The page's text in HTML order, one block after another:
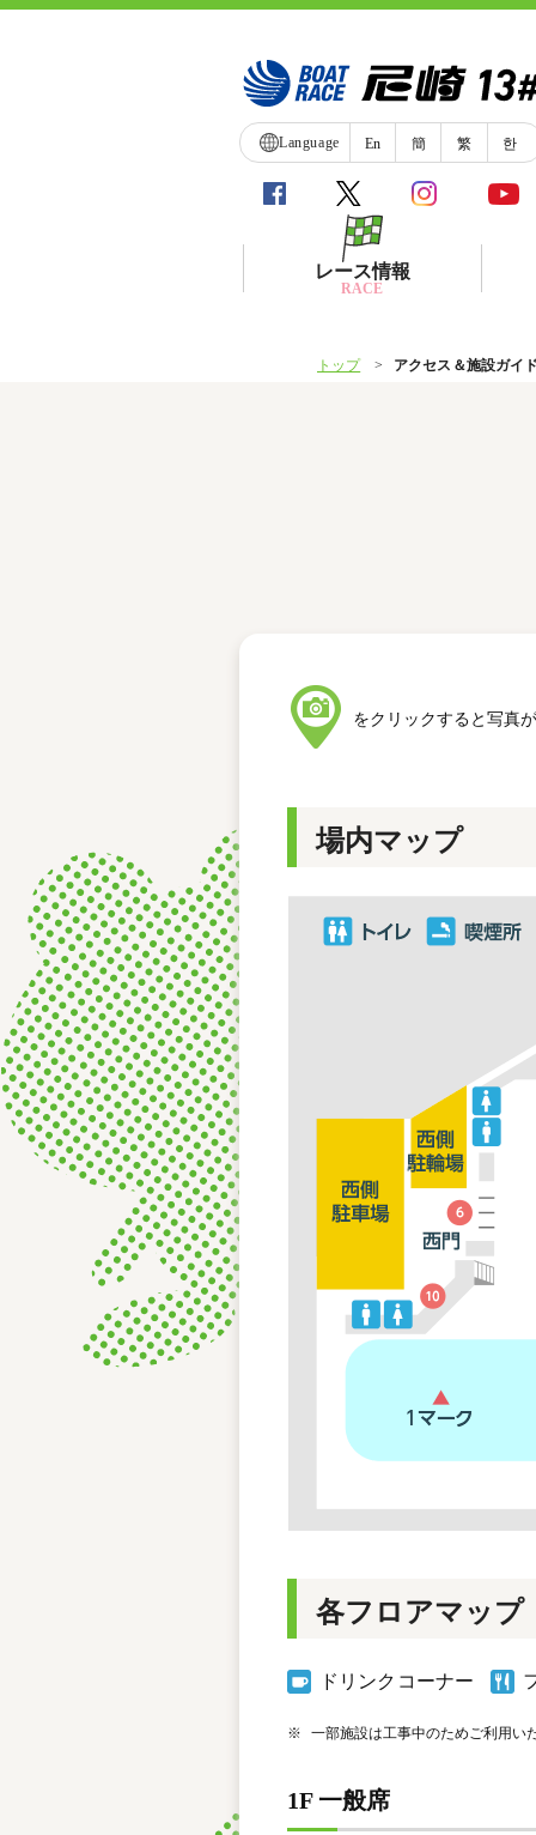
Language En 簡 繁 한
レース情報
RACE
トップ アクセス＆施設ガイ
をクリックすると写真
場内マップ
各フロアマップ
ドリンクコーナー
※ 一部施設は工事中のためご利用い
1F 一般席